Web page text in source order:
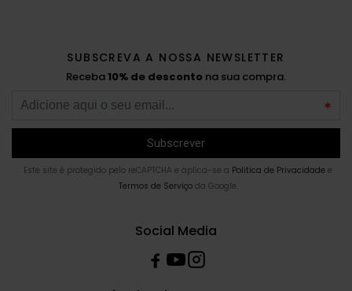
SUBSCREVA A NOSSA NEWSLETTER
Receba10% de desconto na sua compra.
Este site é protegido pelo reCAPTCHA e aplica-se a Politica de Privacidade e
Termos de Serviçoda Google.
Social Media